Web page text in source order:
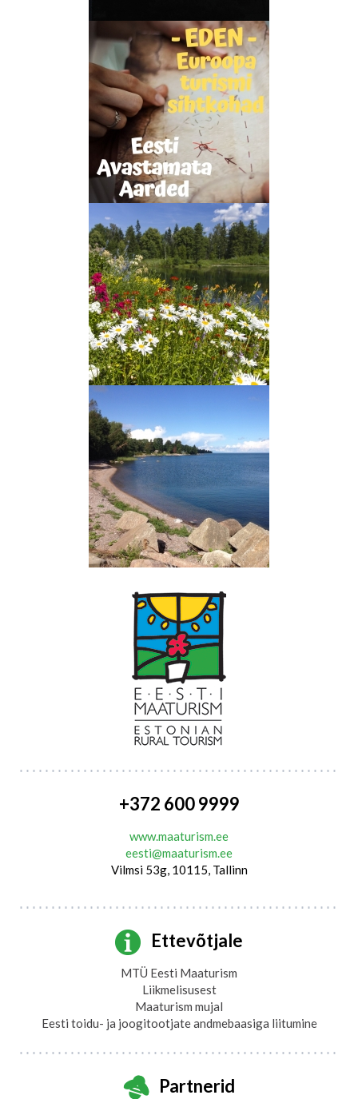
+372 600 9999
www.maaturism.ee
eesti@maaturism.ee
Vilmsi 53g, 10115, Tallinn
Ettevõtjale
MTÜ Eesti Maaturism
Liikmelisusest
Maaturism mujal
Eesti toidu- ja joogitootjate andmebaasiga liitumine
Partnerid